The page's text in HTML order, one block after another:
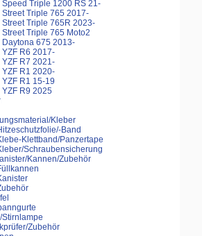
Speed Triple 1200 RS 21-
Street Triple 765 2017-
Street Triple 765R 2023-
Triple 765 Moto2
Daytona 675 2013-
YZF R6 2017-
YZF R7 2021-
YZF R1 2020-
R1 15-19
R9 2025
Kleber
Band
Klettband/Panzertape
Schraubensicherung
Kannen/Zubehör
Stirnlampe
Zubehör